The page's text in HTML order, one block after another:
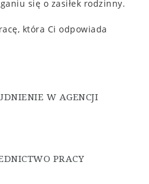
się o zasiłek rodzinny.
która Ci odpowiada
W AGENCJI
PRACY